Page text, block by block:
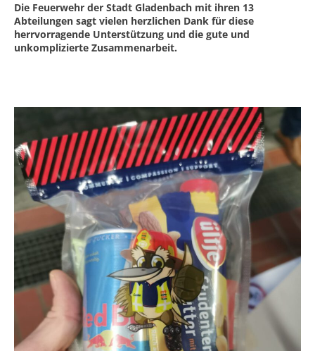
Die Feuerwehr der Stadt Gladenbach mit ihren 13
Abteilungen sagt vielen herzlichen Dank für diese
herrvorragende Unterstützung und die gute und
unkomplizierte Zusammenarbeit.